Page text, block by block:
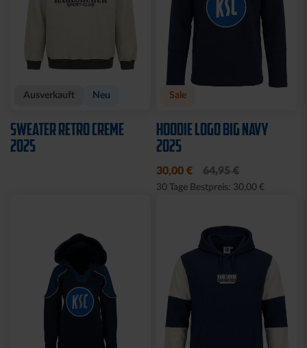
Ausverkauft Neu
SWEATER RETRO CREME
2025
Sale
HOODIE LOGO BIG NAVY
2025
30,00 € 64,95 €
30 Tage Bestpreis: 30,00 €